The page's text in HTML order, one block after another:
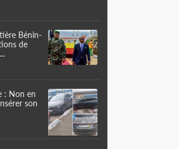
Bénin-
de
: Non en
son